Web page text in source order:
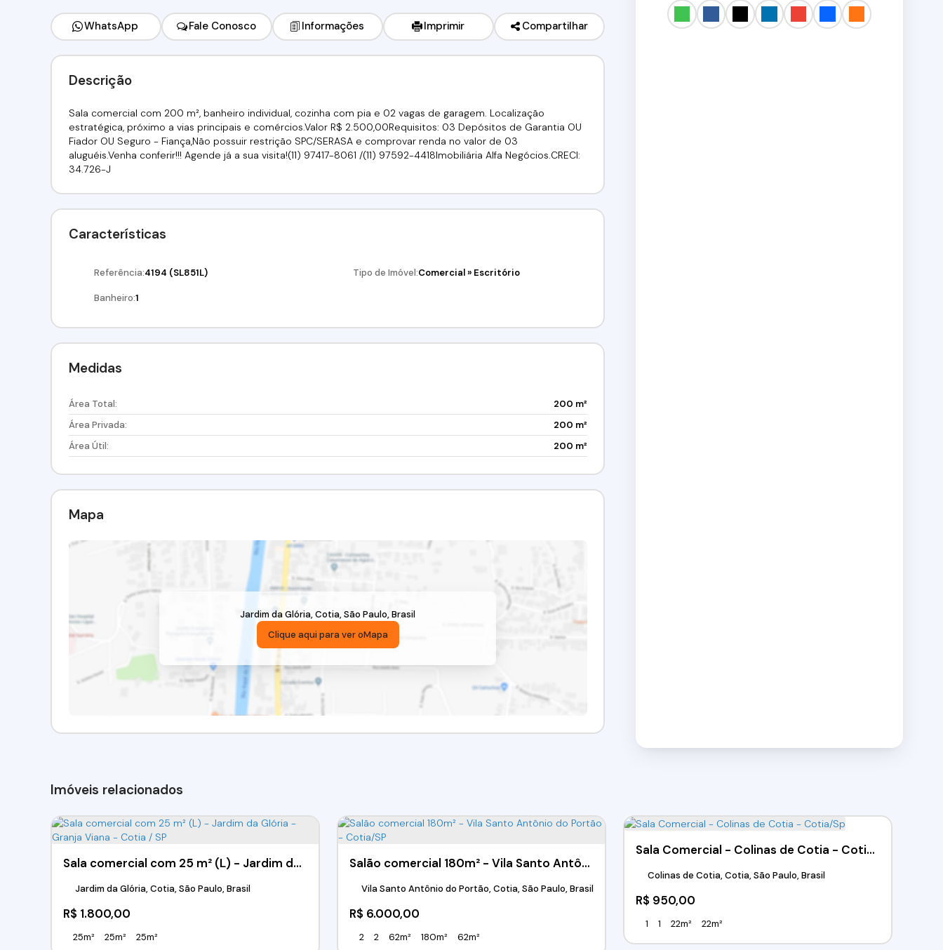
WhatsApp Fale Conosco Informações Imprimir Compartilhar
Descrição
Sala comercial com 200 m², banheiro individual, cozinha com pia e 02 vagas de garagem. Localização
estratégica, próximo a vias principais e comércios.Valor R$ 2.500,00Requisitos: 03 Depósitos de Garantia OU
Fiador OU Seguro - Fiança,Não possuir restrição SPC/SERASA e comprovar renda no valor de 03
aluguéis.Venha conferir!!! Agende já a sua visita!(11) 97417-8061 /(11) 97592-4418Imobiliária Alfa Negócios.CRECI:
34.726-J
Características
Referência:4194 (SL851L) Tipo de Imóvel:Comercial» Escritório
Banheiro:1
Medidas
Área Total:
200 m²
Área Privada:
200 m²
Área Útil:
200 m²
Mapa
Jardim da Glória, Cotia, São Paulo, Brasil
Clique aqui para ver oMapa
Imóveis relacionados
Sala comercial com 25 m² (L) - Jardim da Glória - Granja Viana - Cotia / SP
R$ 1.800,00
Jardim da Glória, Cotia, São Paulo, Brasil
25m² 25m² 25m²
Salão comercial 180m² - Vila Santo Antônio do Portão - Cotia/SP
R$ 6.000,00
Vila Santo Antônio do Portão, Cotia, São Paulo, Brasil
2 2 62m² 180m² 62m²
Sala Comercial - Colinas de Cotia - Cotia/Sp
R$ 950,00
Colinas de Cotia, Cotia, São Paulo, Brasil
1 1 22m² 22m²